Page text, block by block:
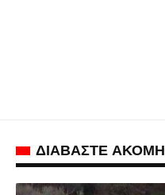
ΔΙΑΒΑΣΤΕ ΑΚΟΜΗ